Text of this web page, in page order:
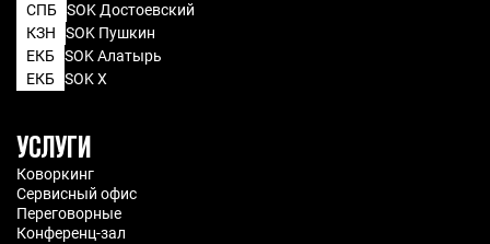
СПБ SOK Достоевский
КЗН
SOK Пушкин
ЕКБ SOK Алатырь
ЕКБ SOK X
УСЛУГИ
Коворкинг
Сервисный офис
Переговорные
Конференц-зал